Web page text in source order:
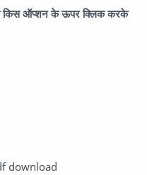
किस ऑप्शन के ऊपर क्लिक करके
download